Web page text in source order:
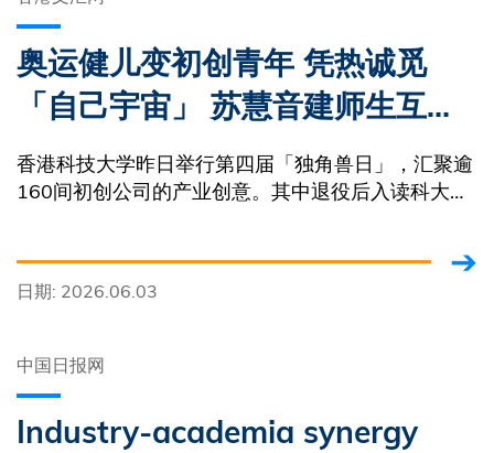
奥运健儿变初创青年 凭热诚觅
「自己宇宙」 苏慧音建师生互动
AI教学平台 设「求救按钮」免学
习跟不上节奏
香港科技大学昨日举行第四届「独角兽日」，汇聚逾
160间初创公司的产业创意。其中退役后入读科大物
日期: 2026.06.03
中国日报网
Industry-academia synergy